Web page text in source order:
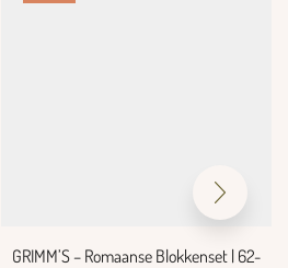
GRIMM’S – Romaanse Blokkenset | 62-